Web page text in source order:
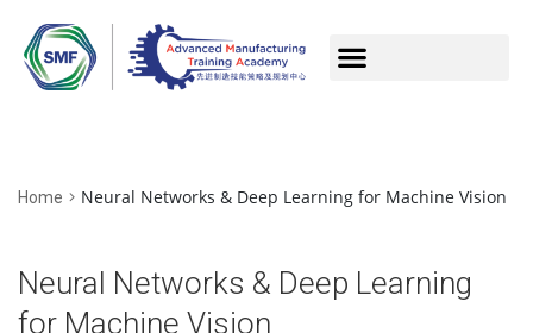
Home Neural Networks & Deep Learning for Machine Vision
Neural Networks & Deep Learning
for Machine Vision